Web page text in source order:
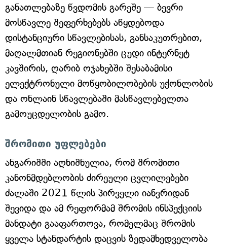
განათლებაზე წვდომის გარეშე — ბევრი
მოსწავლე შეფერხებებს აწყდებოდა
დისტანციური სწავლებისას, განსაკუთრებით,
მაღალმთიან რეგიონებში ცუდი ინტერნეტ
კავშირის, ღარიბ ოჯახებში შესაბამისი
ელექტრონული მოწყობილობების უქონლობის
და ონლაინ სწავლებაში მასწავლებელთა
გამოუცდელობის გამო.
შრომითი უფლებები
ანგარიშში აღნიშნულია, რომ შრომითი
კანონმდებლობის ძირეული ცვლილებები
ძალაში 2021 წლის პირველი იანვრიდან
შევიდა და ამ რეფორმამ შრომის ინსპექციის
მანდატი გააფართოვა, რომელმაც შრომის
ყველა სტანდარტის დაცვის ზედამხედველობა